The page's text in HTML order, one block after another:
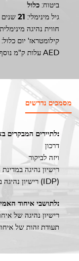
ביטוח: כלול
גיל מינימלי: 21 שנים
חווית נהיגה
קילומטראז' יום כלול:
עלות ק"מ AED
מסמכים נדרשים
לתיירים המבקרים באיחוד האמירויות הערביות:
דרכון
ויזה לביקור
רישיון נהיגה
רישיון נהיגה בינלאומי (IDP)
לתושבי איחוד האמירויות הערביות:
רישיון נהיגה של
תעודת זהות של